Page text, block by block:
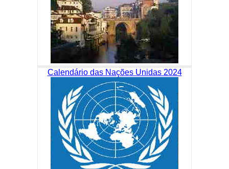
Calendário das Nações Unidas 2024